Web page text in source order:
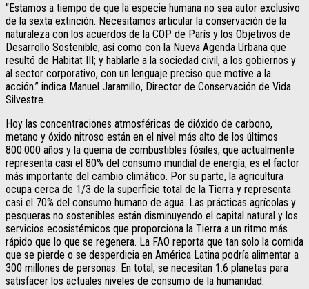
“Estamos a tiempo de que la especie humana no sea autor exclusivo
de la sexta extinción. Necesitamos articular la conservación de la
naturaleza con los acuerdos de la COP de París y los Objetivos de
Desarrollo Sostenible, así como con la Nueva Agenda Urbana que
resultó de Habitat III; y hablarle a la sociedad civil, a los gobiernos y
al sector corporativo, con un lenguaje preciso que motive a la
acción.” indica Manuel Jaramillo, Director de Conservación de Vida
Silvestre.
Hoy las concentraciones atmosféricas de dióxido de carbono,
metano y óxido nitroso están en el nivel más alto de los últimos
800.000 años y la quema de combustibles fósiles, que actualmente
representa casi el 80% del consumo mundial de energía, es el factor
más importante del cambio climático. Por su parte, la agricultura
ocupa cerca de 1/3 de la superficie total de la Tierra y representa
casi el 70% del consumo humano de agua. Las prácticas agrícolas y
pesqueras no sostenibles están disminuyendo el capital natural y los
servicios ecosistémicos que proporciona la Tierra a un ritmo más
rápido que lo que se regenera. La FAO reporta que tan solo la comida
que se pierde o se desperdicia en América Latina podría alimentar a
300 millones de personas. En total, se necesitan 1.6 planetas para
satisfacer los actuales niveles de consumo de la humanidad.